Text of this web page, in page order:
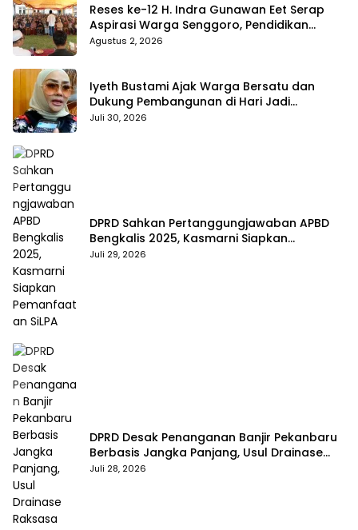
Reses ke-12 H. Indra Gunawan Eet Serap
Aspirasi Warga Senggoro, Pendidikan
hingga BPJS Jadi Sorotan
Agustus 2, 2026
Iyeth Bustami Ajak Warga Bersatu dan
Dukung Pembangunan di Hari Jadi
Bengkalis ke-514
Juli 30, 2026
DPRD Sahkan Pertanggungjawaban APBD
Bengkalis 2025, Kasmarni Siapkan
Pemanfaatan SiLPA
Juli 29, 2026
DPRD Desak Penanganan Banjir Pekanbaru
Berbasis Jangka Panjang, Usul Drainase
Raksasa dan Kolam Retensi
Juli 28, 2026